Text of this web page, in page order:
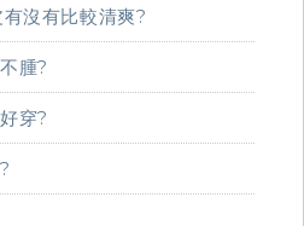
沒有比較清爽?
腫?
穿?